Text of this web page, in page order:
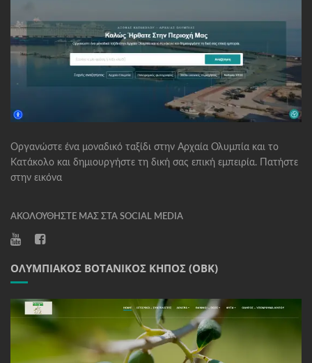
Οργανώστε ένα μοναδικό ταξίδι στην Αρχαία Ολυμπία και το
Κατάκολο και δημιουργήστε τη δική σας επική εμπειρία. Πατήστε
στην εικόνα
ΑΚΟΛΟΥΘΉΣΤΕ ΜΑΣ ΣΤΑ SOCIAL MEDIA
ΟΛΥΜΠΙΑΚΌΣ ΒΟΤΑΝΙΚΌΣ ΚΉΠΟΣ (ΟΒΚ)